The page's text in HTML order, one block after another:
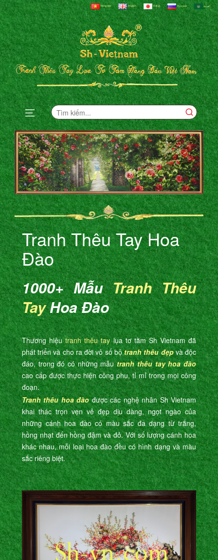
Tiếng Việt English 日本語 Русский العربية
Tranh Thêu Tay Hoa
Đào
1000+ MẫuTranh Thêu
TayHoa Đào
Thương hiệutranh thêu taylụa tơ tằm Sh Vietnam đã
phát triển và cho ra đời vô số bộtranh thêu đẹpvà độc
đáo, trong đó có những mẫutranh thêu tay hoa đào
cao cấp được thực hiện công phu, tỉ mỉ trong mọi công
đoạn.
Tranh thêu hoa đàođược các nghệ nhân Sh Vietnam
khai thác trọn vẹn vẻ đẹp dịu dàng, ngọt ngào của
những cánh hoa đào có màu sắc đa dạng từ trắng,
hồng nhạt đến hồng đậm và đỏ. Với số lượng cánh hoa
khác nhau, mỗi loại hoa đào đều có hình dạng và màu
sắc riêng biệt.